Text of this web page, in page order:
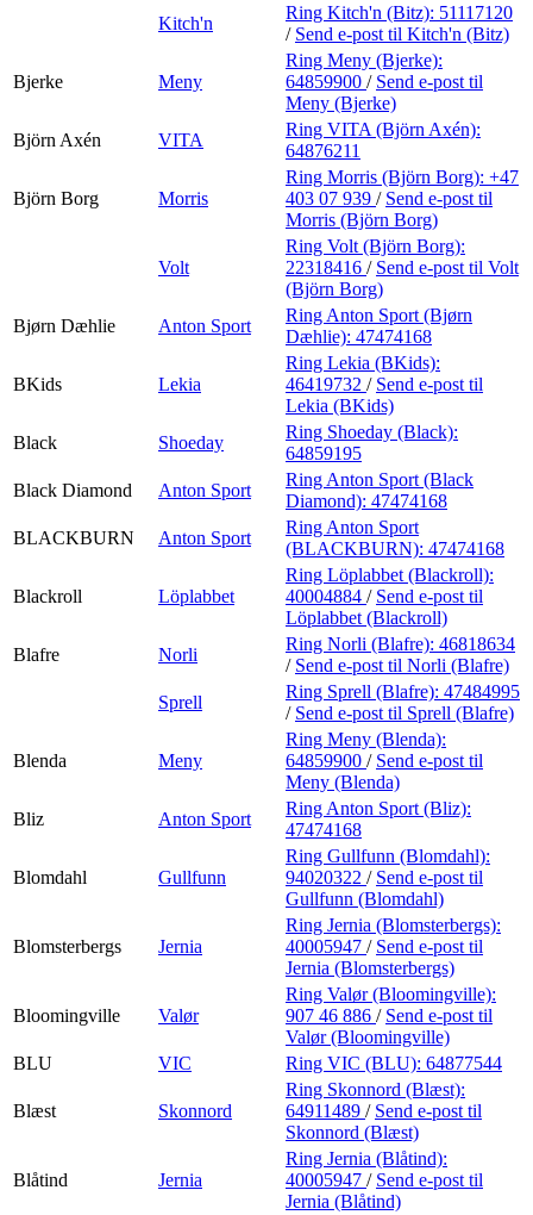
Kitch'n
Ring Kitch'n (Bitz): 51117120
/ Send e-post til Kitch'n (Bitz)
Bjerke Meny
Ring Meny (Bjerke):
64859900 / Send e-post til
Meny (Bjerke)
Björn Axén
VITA
Ring VITA (Björn Axén):
64876211
Björn Borg Morris
Ring Morris (Björn Borg): +47
403 07 939 / Send e-post til
Morris (Björn Borg)
Volt
Ring Volt (Björn Borg):
22318416 / Send e-post til Volt
(Björn Borg)
Bjørn Dæhlie
Anton Sport
Ring Anton Sport (Bjørn
Dæhlie): 47474168
BKids Lekia
Ring Lekia (BKids):
46419732 / Send e-post til
Lekia (BKids)
Black
Shoeday
Ring Shoeday (Black):
64859195
Black Diamond
Anton Sport
Ring Anton Sport (Black
Diamond): 47474168
BLACKBURN
Anton Sport
Ring Anton Sport
(BLACKBURN): 47474168
Blackroll Löplabbet
Ring Löplabbet (Blackroll):
40004884 / Send e-post til
Löplabbet (Blackroll)
Blafre
Norli
Ring Norli (Blafre): 46818634
/ Send e-post til Norli (Blafre)
Sprell
Ring Sprell (Blafre): 47484995
/ Send e-post til Sprell (Blafre)
Blenda Meny
Ring Meny (Blenda):
64859900 / Send e-post til
Meny (Blenda)
Bliz
Anton Sport
Ring Anton Sport (Bliz):
47474168
Blomdahl Gullfunn
Ring Gullfunn (Blomdahl):
94020322 / Send e-post til
Gullfunn (Blomdahl)
Blomsterbergs Jernia
Ring Jernia (Blomsterbergs):
40005947 / Send e-post til
Jernia (Blomsterbergs)
Bloomingville Valør
Ring Valør (Bloomingville):
907 46 886 / Send e-post til
Valør (Bloomingville)
BLU
VIC Ring VIC (BLU): 64877544
Blæst Skonnord
Ring Skonnord (Blæst):
64911489 / Send e-post til
Skonnord (Blæst)
Blåtind Jernia
Ring Jernia (Blåtind):
40005947 / Send e-post til
Jernia (Blåtind)